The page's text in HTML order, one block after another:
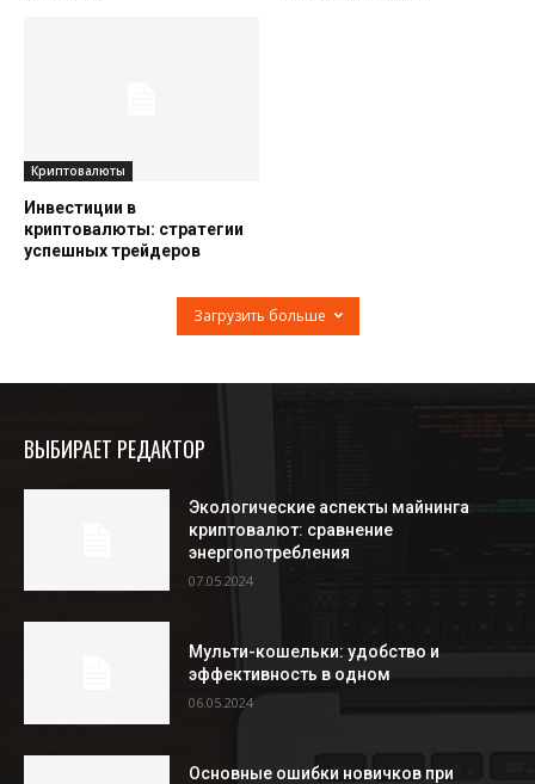
Криптовалюты
Инвестиции в
криптовалюты: стратегии
успешных трейдеров
Загрузить больше
ВЫБИРАЕТ РЕДАКТОР
Экологические аспекты майнинга
криптовалют: сравнение
энергопотребления
07.05.2024
Мульти-кошельки: удобство и
эффективность в одном
06.05.2024
Основные ошибки новичков при